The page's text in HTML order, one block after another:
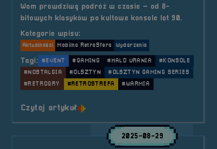
Wam prawdziwą podróż w czasie – od 8-
bitowych klasyków po kultowe konsole lat 90.
Kategorie wpisu:
Aktualności Mobilna RetroSfera Wydarzenia
Tagi: #EVENT #GAMING #HALO URANIA
#KONSOLE
#NOSTALGIA
#OLSZTYN
#OLSZTYN GAMING SERIES
#RETROGRY
#RETROSTREFA #WARMIA
Czytaj artykuło tytule 2025.10.11-12 Mobilna
2025-08-29